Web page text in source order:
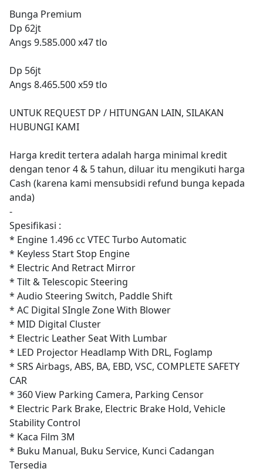
Bunga Premium
Dp 62jt
Angs 9.585.000 x47 tlo
Dp 56jt
Angs 8.465.500 x59 tlo
UNTUK REQUEST DP / HITUNGAN LAIN, SILAKAN
HUBUNGI KAMI
Harga kredit tertera adalah harga minimal kredit
dengan tenor 4 & 5 tahun, diluar itu mengikuti harga
Cash (karena kami mensubsidi refund bunga kepada
anda)
-
Spesifikasi :
* Engine 1.496 cc VTEC Turbo Automatic
* Keyless Start Stop Engine
* Electric And Retract Mirror
* Tilt & Telescopic Steering
* Audio Steering Switch, Paddle Shift
* AC Digital SIngle Zone With Blower
* MID Digital Cluster
* Electric Leather Seat With Lumbar
* LED Projector Headlamp With DRL, Foglamp
* SRS Airbags, ABS, BA, EBD, VSC, COMPLETE SAFETY
CAR
* 360 View Parking Camera, Parking Censor
* Electric Park Brake, Electric Brake Hold, Vehicle
Stability Control
* Kaca Film 3M
* Buku Manual, Buku Service, Kunci Cadangan
Tersedia